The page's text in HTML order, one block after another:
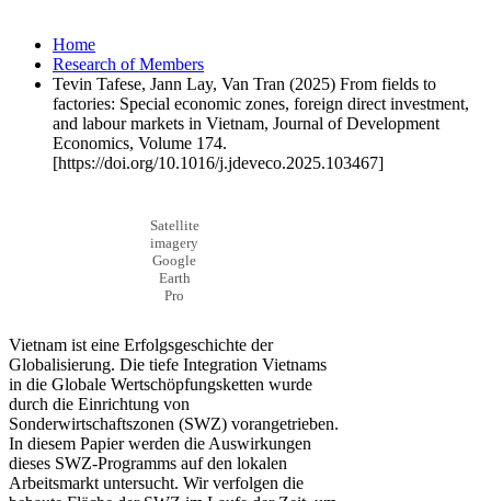
Home
Research of Members
Tevin Tafese, Jann Lay, Van Tran (2025) From fields to
factories: Special economic zones, foreign direct investment,
and labour markets in Vietnam, Journal of Development
Economics, Volume 174.
[https://doi.org/10.1016/j.jdeveco.2025.103467]
Satellite
imagery
Google
Earth
Pro
Vietnam ist eine Erfolgsgeschichte der
Globalisierung. Die tiefe Integration Vietnams
in die Globale Wertschöpfungsketten wurde
durch die Einrichtung von
Sonderwirtschaftszonen (SWZ) vorangetrieben.
In diesem Papier werden die Auswirkungen
dieses SWZ-Programms auf den lokalen
Arbeitsmarkt untersucht. Wir verfolgen die